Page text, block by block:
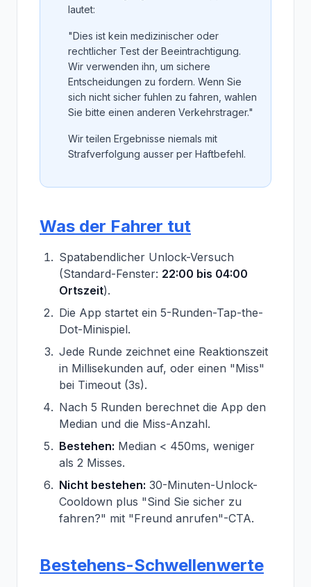
lautet:
"Dies ist kein medizinischer oder
rechtlicher Test der Beeintrachtigung.
Wir verwenden ihn, um sichere
Entscheidungen zu fordern. Wenn Sie
sich nicht sicher fuhlen zu fahren, wahlen
Sie bitte einen anderen Verkehrstrager."
Wir teilen Ergebnisse niemals mit
Strafverfolgung ausser per Haftbefehl.
Was der Fahrer tut
Spatabendlicher Unlock-Versuch
(Standard-Fenster: 22:00 bis 04:00
Ortszeit).
Die App startet ein 5-Runden-Tap-the-
Dot-Minispiel.
Jede Runde zeichnet eine Reaktionszeit
in Millisekunden auf, oder einen "Miss"
bei Timeout (3s).
Nach 5 Runden berechnet die App den
Median und die Miss-Anzahl.
Bestehen: Median < 450ms, weniger
als 2 Misses.
Nicht bestehen: 30-Minuten-Unlock-
Cooldown plus "Sind Sie sicher zu
fahren?" mit "Freund anrufen"-CTA.
Bestehens-Schwellenwerte